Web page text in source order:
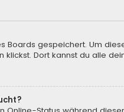
gespeichert. Um
Dort kannst du alle